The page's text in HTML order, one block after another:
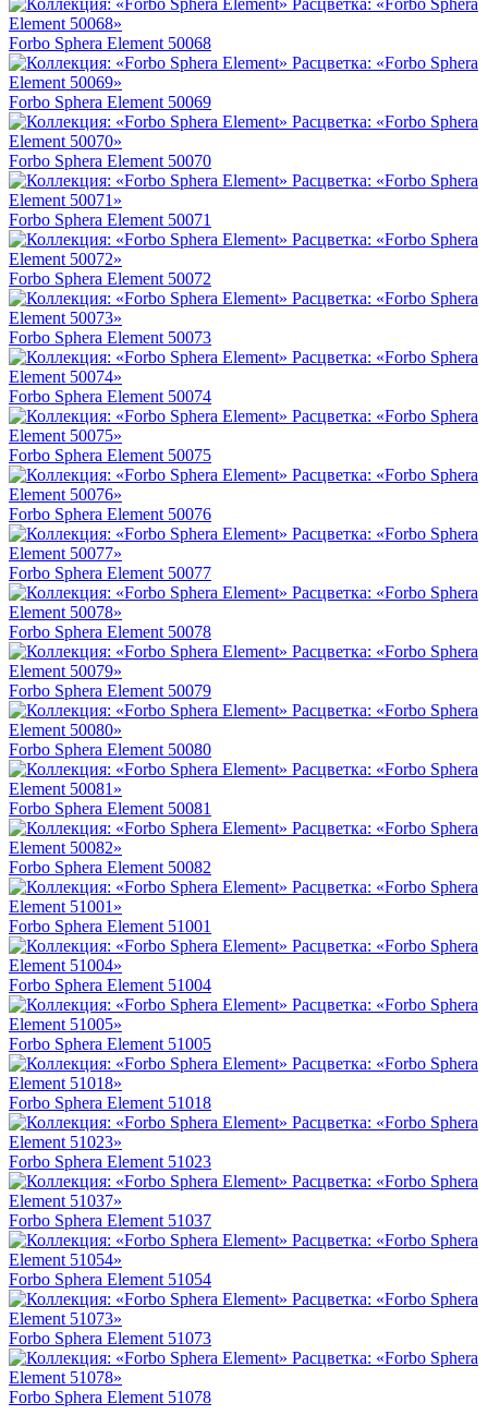
Forbo Sphera Element 50068
Forbo Sphera Element 50069
Forbo Sphera Element 50070
Forbo Sphera Element 50071
Forbo Sphera Element 50072
Forbo Sphera Element 50073
Forbo Sphera Element 50074
Forbo Sphera Element 50075
Forbo Sphera Element 50076
Forbo Sphera Element 50077
Forbo Sphera Element 50078
Forbo Sphera Element 50079
Forbo Sphera Element 50080
Forbo Sphera Element 50081
Forbo Sphera Element 50082
Forbo Sphera Element 51001
Forbo Sphera Element 51004
Forbo Sphera Element 51005
Forbo Sphera Element 51018
Forbo Sphera Element 51023
Forbo Sphera Element 51037
Forbo Sphera Element 51054
Forbo Sphera Element 51073
Forbo Sphera Element 51078